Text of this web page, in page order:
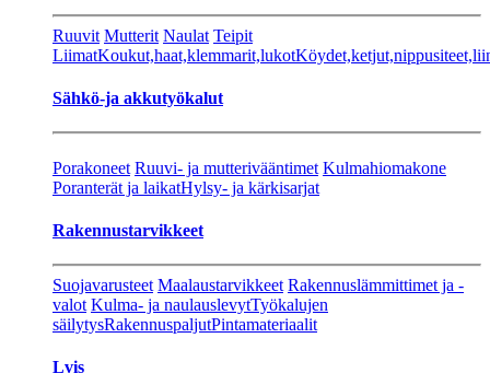
Ruuvit Mutterit Naulat Teipit
LiimatKoukut,haat,klemmarit,lukot
Sähkö-ja akkutyökalut
Porakoneet Ruuvi- ja mutterivääntimet Kulmahiomakone
Poranterät ja laikatHylsy- ja kärkisarjat
Rakennustarvikkeet
Suojavarusteet Maalaustarvikkeet Rakennuslämmittimet ja -
valot Kulma- ja naulauslevytTyökalujen
säilytysRakennuspaljutPintamateriaalit
Lvis